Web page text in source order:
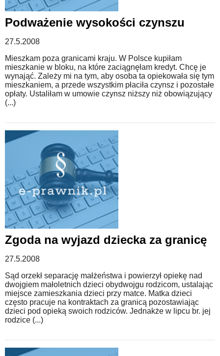
Podważenie wysokości czynszu
27.5.2008
Mieszkam poza granicami kraju. W Polsce kupiłam
mieszkanie w bloku, na które zaciągnęłam kredyt. Chcę je
wynająć. Zależy mi na tym, aby osoba ta opiekowała się tym
mieszkaniem, a przede wszystkim płaciła czynsz i pozostałe
opłaty. Ustaliłam w umowie czynsz niższy niż obowiązujący
(...)
Zgoda na wyjazd dziecka za granicę
27.5.2008
Sąd orzekł separację małżeństwa i powierzył opiekę nad
dwojgiem małoletnich dzieci obydwojgu rodzicom, ustalając
miejsce zamieszkania dzieci przy matce. Matka dzieci
często pracuje na kontraktach za granicą pozostawiając
dzieci pod opieką swoich rodziców. Jednakże w lipcu br. jej
rodzice (...)